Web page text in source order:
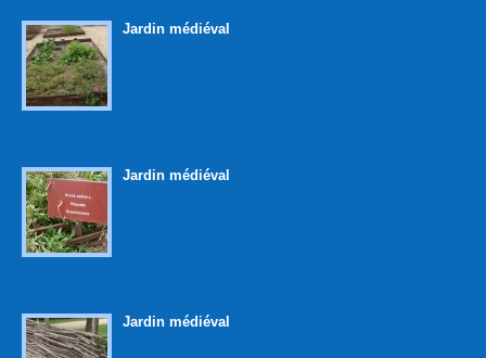
Jardin médiéval
Jardin médiéval
Jardin médiéval